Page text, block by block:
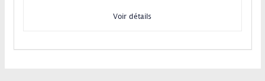
Voir détails